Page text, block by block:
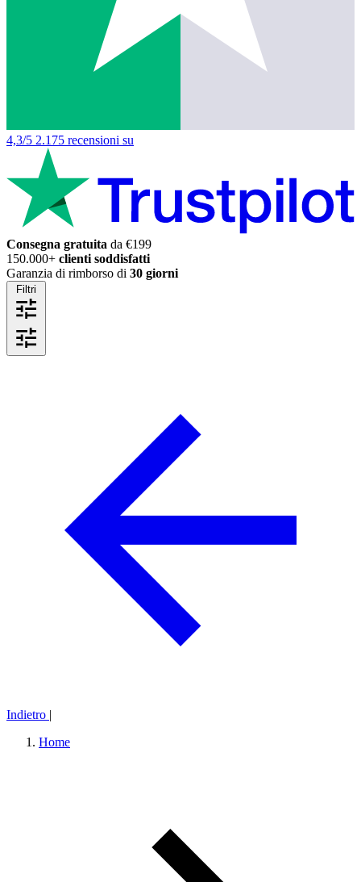
4,3/5 2.175 recensioni su
Consegna gratuita da €199
150.000+ clienti soddisfatti
Garanzia di rimborso di 30 giorni
Filtri
Indietro |
Home